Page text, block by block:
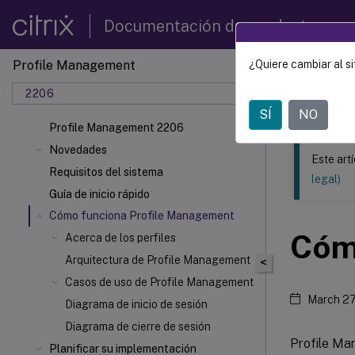
Documentación de productos
Profile Management
2206
Profile Management 2206
Novedades
Requisitos del sistema
Guía de inicio rápido
Cómo funciona Profile Management
Acerca de los perfiles
Arquitectura de Profile Management
Casos de uso de Profile Management
Diagrama de inicio de sesión
Diagrama de cierre de sesión
Planificar su implementación
Este
Profile
<
Este
legal)
March
Profile
¿Quiere cambiar al
SÍ NO